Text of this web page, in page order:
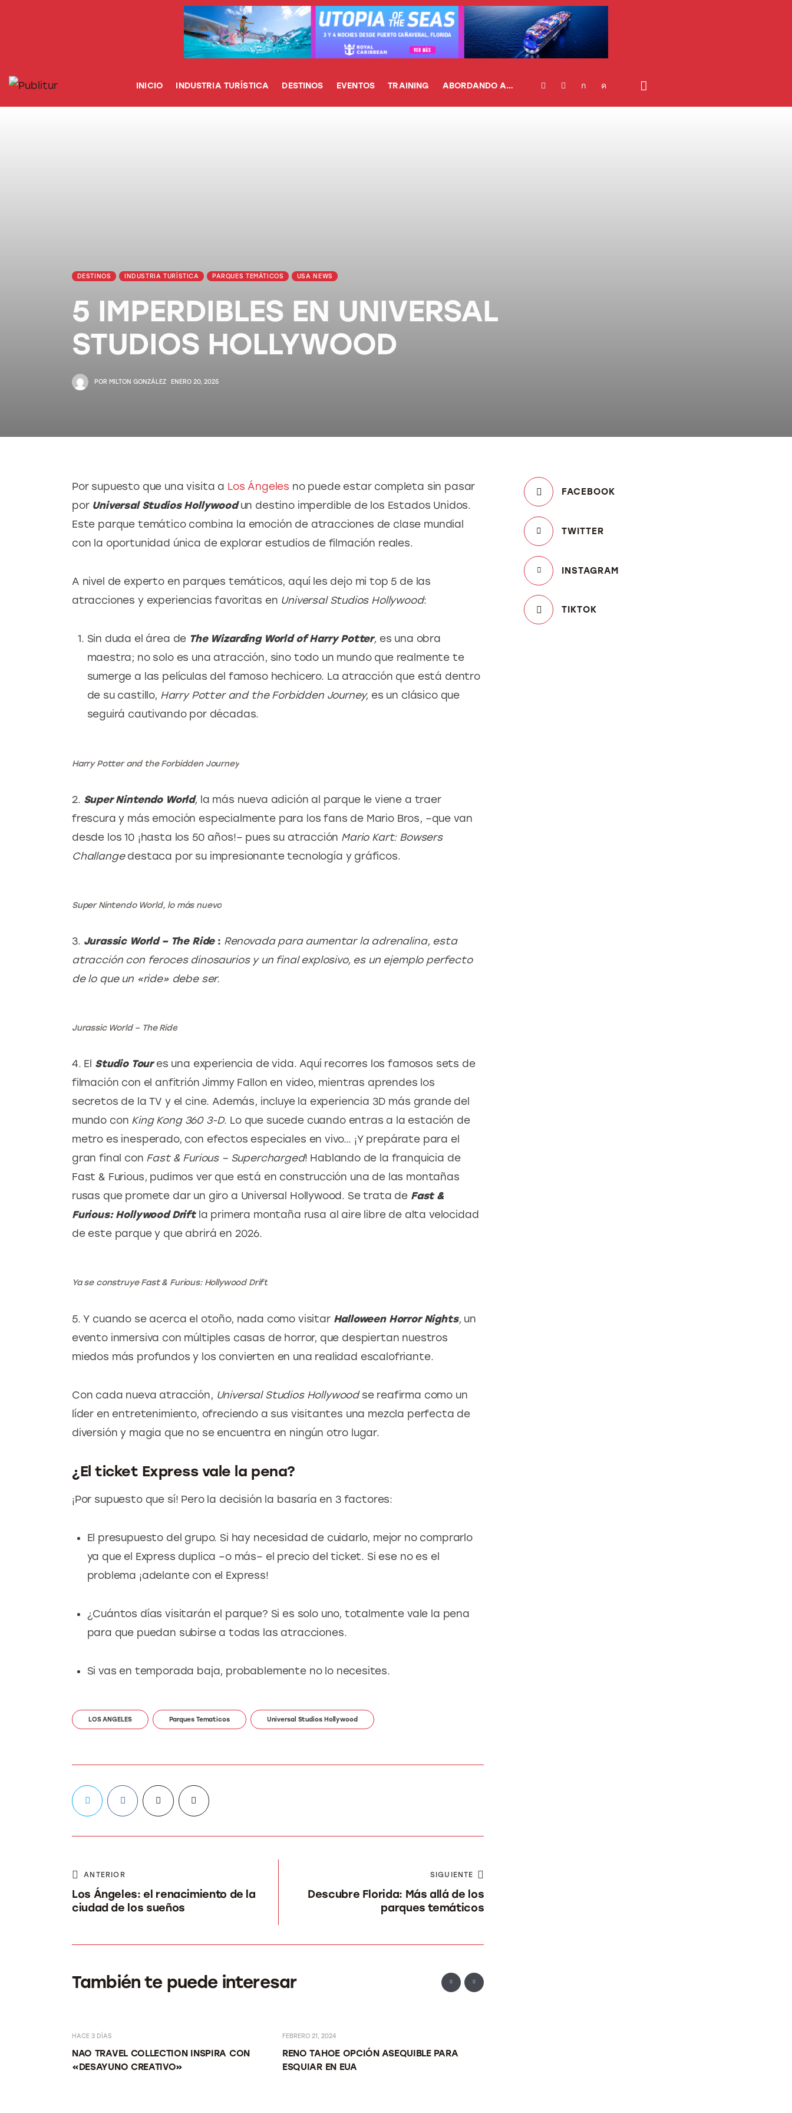
INICIO INDUSTRIA TURÍSTICA DESTINOS EVENTOS TRAINING ABORDANDO A…
DESTINOS INDUSTRIA TURÍSTICA PARQUES TEMÁTICOS USA NEWS
5 IMPERDIBLES EN UNIVERSAL
STUDIOS HOLLYWOOD
POR MILTON GONZÁLEZ ENERO 20, 2025
Por supuesto que una visita a Los Ángeles no puede estar completa sin pasar
por Universal Studios Hollywood un destino imperdible de los Estados Unidos.
Este parque temático combina la emoción de atracciones de clase mundial
con la oportunidad única de explorar estudios de filmación reales.
A nivel de experto en parques temáticos, aquí les dejo mi top 5 de las
atracciones y experiencias favoritas en Universal Studios Hollywood:
Sin duda el área de The Wizarding World of Harry Potter, es una obra
maestra; no solo es una atracción, sino todo un mundo que realmente te
sumerge a las películas del famoso hechicero. La atracción que está dentro
de su castillo, Harry Potter and the Forbidden Journey, es un clásico que
seguirá cautivando por décadas.
Harry Potter and the Forbidden Journey
2. Super Nintendo World, la más nueva adición al parque le viene a traer
frescura y más emoción especialmente para los fans de Mario Bros, –que van
desde los 10 ¡hasta los 50 años!– pues su atracción Mario Kart: Bowsers
Challange destaca por su impresionante tecnología y gráficos.
Super Nintendo World, lo más nuevo
3. Jurassic World – The Ride : Renovada para aumentar la adrenalina, esta
atracción con feroces dinosaurios y un final explosivo, es un ejemplo perfecto
de lo que un «ride» debe ser.
Jurassic World – The Ride
4. El Studio Tour es una experiencia de vida. Aquí recorres los famosos sets de
filmación con el anfitrión Jimmy Fallon en video, mientras aprendes los
secretos de la TV y el cine. Además, incluye la experiencia 3D más grande del
mundo con King Kong 360 3-D. Lo que sucede cuando entras a la estación de
metro es inesperado, con efectos especiales en vivo… ¡Y prepárate para el
gran final con Fast & Furious – Supercharged! Hablando de la franquicia de
Fast & Furious, pudimos ver que está en construcción una de las montañas
rusas que promete dar un giro a Universal Hollywood. Se trata de Fast &
Furious: Hollywood Drift la primera montaña rusa al aire libre de alta velocidad
de este parque y que abrirá en 2026.
Ya se construye Fast & Furious: Hollywood Drift
5. Y cuando se acerca el otoño, nada como visitar Halloween Horror Nights, un
evento inmersiva con múltiples casas de horror, que despiertan nuestros
miedos más profundos y los convierten en una realidad escalofriante.
Con cada nueva atracción, Universal Studios Hollywood se reafirma como un
líder en entretenimiento, ofreciendo a sus visitantes una mezcla perfecta de
diversión y magia que no se encuentra en ningún otro lugar.
¿El ticket Express vale la pena?
¡Por supuesto que sí! Pero la decisión la basaría en 3 factores:
El presupuesto del grupo. Si hay necesidad de cuidarlo, mejor no comprarlo
ya que el Express duplica –o más– el precio del ticket. Si ese no es el
problema ¡adelante con el Express!
¿Cuántos días visitarán el parque? Si es solo uno, totalmente vale la pena
para que puedan subirse a todas las atracciones.
Si vas en temporada baja, probablemente no lo necesites.
LOS ANGELES Parques Tematicos Universal Studios Hollywood
ANTERIOR
Los Ángeles: el renacimiento de la
ciudad de los sueños
SIGUIENTE
Descubre Florida: Más allá de los
parques temáticos
También te puede interesar
HACE 3 DÍAS
NAO TRAVEL COLLECTION INSPIRA CON
«DESAYUNO CREATIVO»
FEBRERO 21, 2024
RENO TAHOE OPCIÓN ASEQUIBLE PARA
ESQUIAR EN EUA
FACEBOOK
TWITTER
INSTAGRAM
TIKTOK